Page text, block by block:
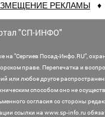
РЕКЛАМЫ
"СП-ИНФО"
на "Сергиев Посад-Инфо.RU",
праве. Перепечатка и
или любое другое
способом оно не
согласия со стороны
ссылки на www.sp-info.ru